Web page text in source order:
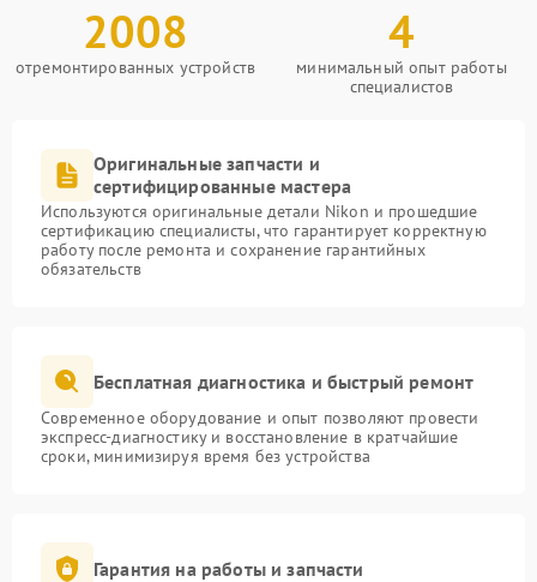
2008
отремонтированных устройств
4
минимальный опыт работы
специалистов
Оригинальные запчасти и
сертифицированные мастера
Используются оригинальные детали Nikon и прошедшие
сертификацию специалисты, что гарантирует корректную
работу после ремонта и сохранение гарантийных
обязательств
Бесплатная диагностика и быстрый ремонт
Современное оборудование и опыт позволяют провести
экспресс-диагностику и восстановление в кратчайшие
сроки, минимизируя время без устройства
Гарантия на работы и запчасти